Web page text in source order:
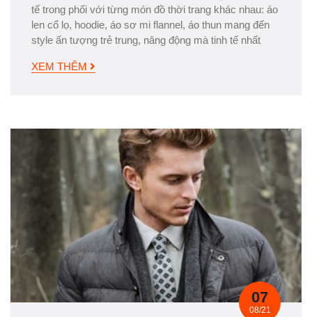
tế trong phối với từng món đồ thời trang khác nhau: áo
len cổ lọ, hoodie, áo sơ mi flannel, áo thun mang đến
style ấn tượng trẻ trung, năng động mà tinh tế nhất
XEM THÊM
07
08/21